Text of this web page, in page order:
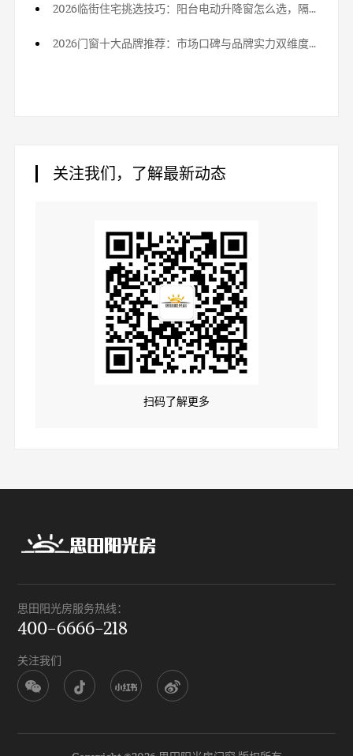
2026临街住宅挑选技巧：阳台电动升降窗怎么选，隔热又隔音
2026门窗十大品牌推荐：市场口碑与品牌实力双维度详解
关注我们，了解最新动态
扫码了解更多
思田阳光房服务热线：
400-6666-218
关注我们